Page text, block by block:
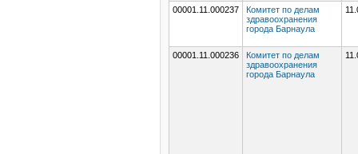
00001.11.000237
Комитет по делам
здравоохранения
города Барнаула
00001.11.000236
Комитет по делам
здравоохранения
города Барнаула